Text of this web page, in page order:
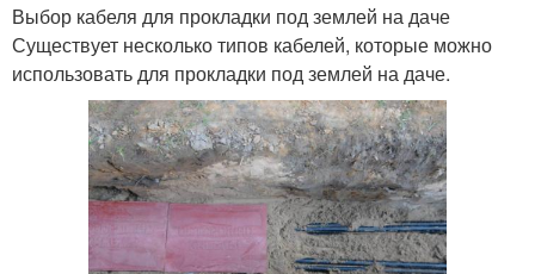
Выбор кабеля для прокладки под землей на даче
Существует несколько типов кабелей, которые можно
использовать для прокладки под землей на даче.